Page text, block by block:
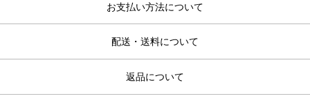
お支払い方法について
配送・送料について
返品について